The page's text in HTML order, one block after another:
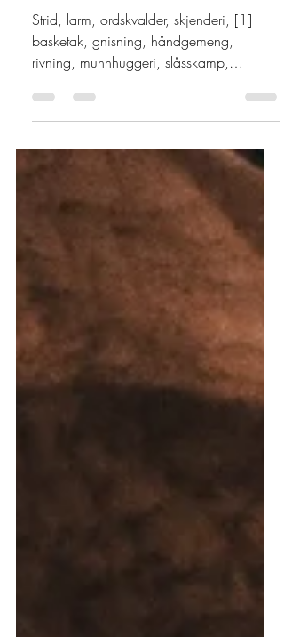
ORD OG UTTRYKK
Strid, larm, ordskvalder, skjenderi, [1]
basketak, gnisning, håndgemeng,
rivning, munnhuggeri, slåsskamp,
blodsutgytelser , duell ,...